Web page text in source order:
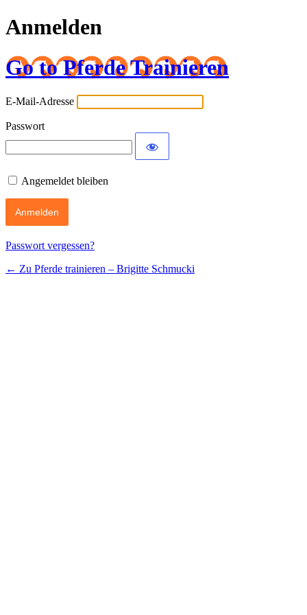
Anmelden
Go to Pferde Trainieren
E-Mail-Adresse
Passwort
Angemeldet bleiben
Passwort vergessen?
← Zu Pferde trainieren – Brigitte Schmucki